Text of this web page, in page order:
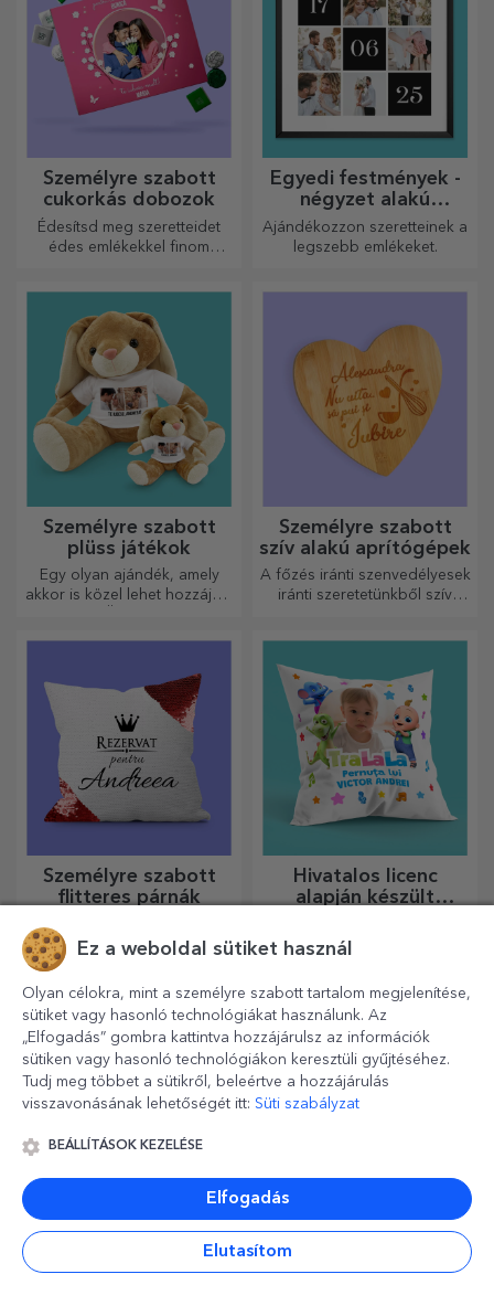
Személyre szabott
cukorkás dobozok
Édesítsd meg szeretteidet
édes emlékekkel finom
Egyedi festmények -
négyzet alakú
formátum
Ajándékozzon szeretteinek a
legszebb emlékeket.
Személyre szabott
plüss játékok
Egy olyan ajándék, amely
akkor is közel lehet hozzájuk,
pontosan alkalmasak
ölelgetésre!
Személyre szabott
szív alakú aprítógépek
A főzés iránti szenvedélyesek
iránti szeretetünkből szív
Személyre szabott
flitteres párnák
Ideális ajándék bármilyen
alkalomra.
Hivatalos licenc
alapján készült
ajándékok - TraLaLa
a legboldogabb gyerekeknek
Személyre szabott
rövidnadrág fotókkal
Igen, igen... a szoknyákra is
Személyre szabott
ültethető ceruzák
Egy ajándék, amely virágzik
Ez a weboldal sütiket használ
Olyan célokra, mint a személyre szabott tartalom megjelenítése,
sütiket vagy hasonló technológiákat használunk. Az
„Elfogadás” gombra kattintva hozzájárulsz az információk
sütiken vagy hasonló technológiákon keresztüli gyűjtéséhez.
Tudj meg többet a sütikről, beleértve a hozzájárulás
visszavonásának lehetőségét itt: Süti szabályzat
BEÁLLÍTÁSOK KEZELÉSE
Elfogadás
Elutasítom